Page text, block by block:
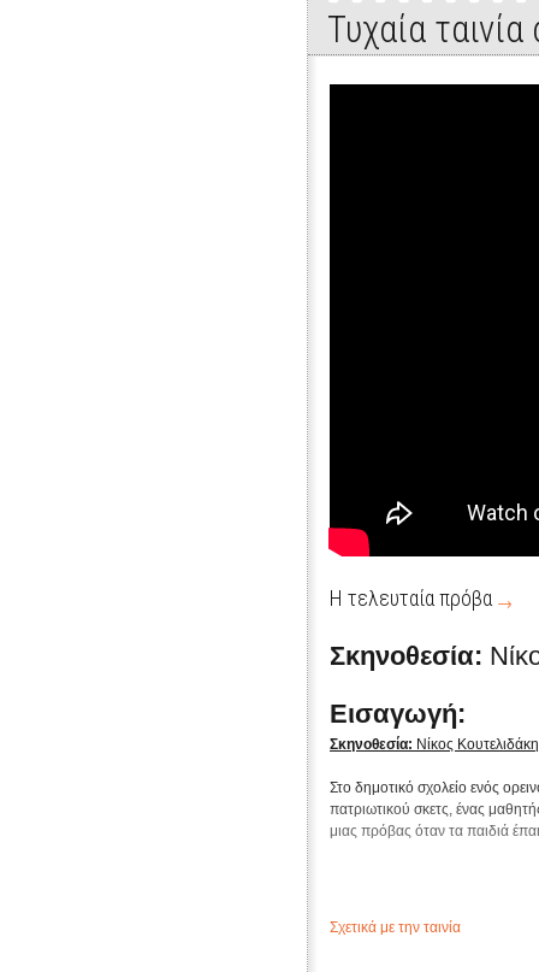
Τυχαία
Η τελευταία πρόβα
Σκηνοθεσία:
Εισαγωγή:
Σκηνοθεσία: Νίκος
Στο δημοτικό σχολείο ενός
πατριωτικού σκετς, ένας
μιας πρόβας όταν τα παιδιά
Σχετικά με την ταινία